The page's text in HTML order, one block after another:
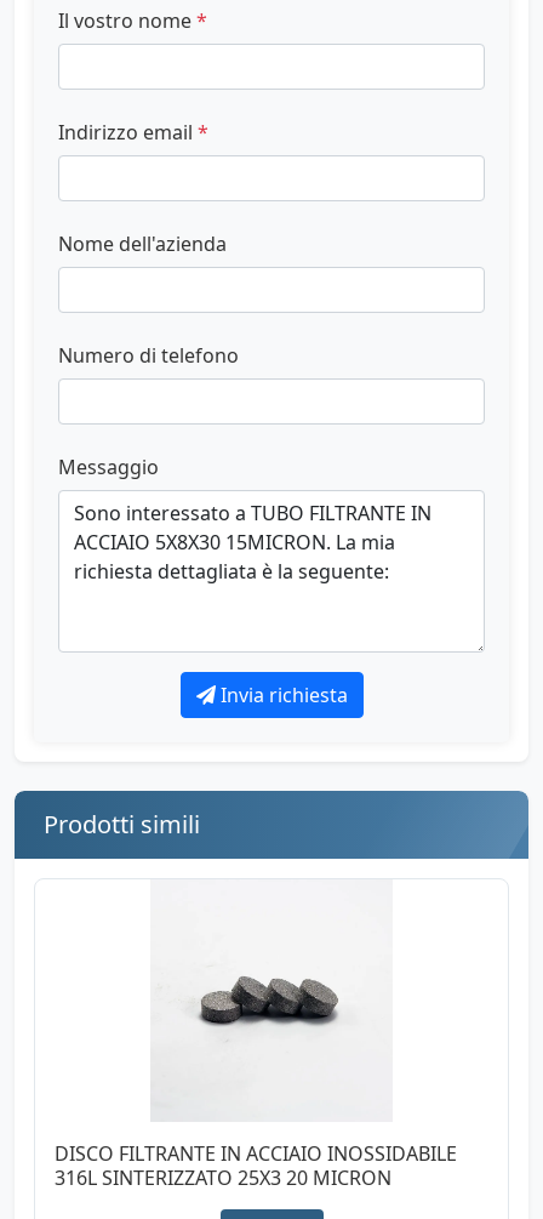
Il vostro nome*
Indirizzo email *
Nome dell'azienda
Numero di telefono
Messaggio
Invia richiesta
Prodotti simili
DISCO FILTRANTE IN ACCIAIO INOSSIDABILE
316L SINTERIZZATO 25X3 20 MICRON